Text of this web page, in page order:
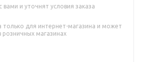
и уточнят условия заказа
только для интернет-магазина и может
розничных магазинах